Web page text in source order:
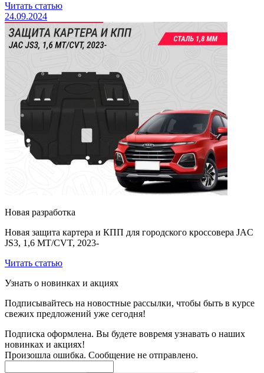
Читать статью
24.09.2024
Новая разработка
Новая защита картера и КПП для городского кроссовера JAC
JS3, 1,6 MT/CVT, 2023-
Читать статью
Узнать о новинках и акциях
Подписывайтесь на новостные рассылки, чтобы быть в курсе
свежих предложений уже сегодня!
Подписка оформлена. Вы будете вовремя узнавать о наших
новинках и акциях!
Произошла ошибка. Сообщение не отправлено.